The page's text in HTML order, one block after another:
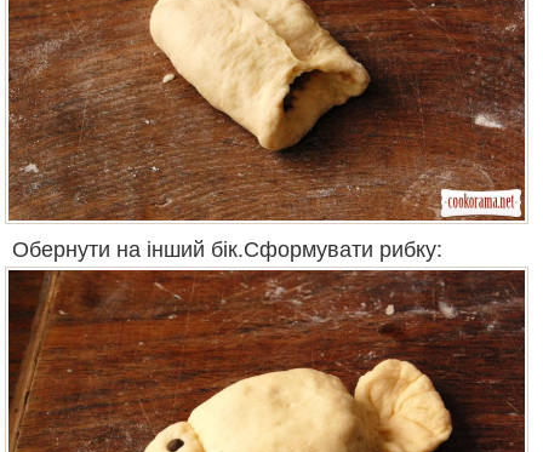
Обернути на інший бік.Сформувати рибку: